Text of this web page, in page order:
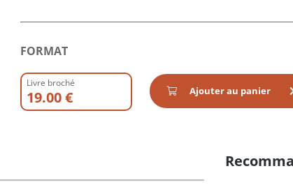
FORMAT
Livre broché
19.00 € Ajouter au panier